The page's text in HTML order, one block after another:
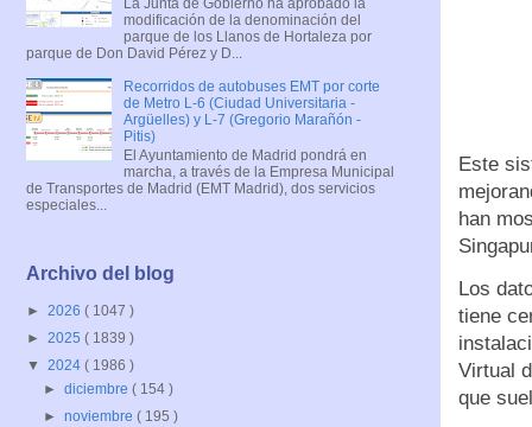
Este
han
Los
tiene
Virtual
que
modificación de la denominación del
parque de los Llanos de Hortaleza por
parque de Don David Pérez y D...
Recorridos de autobuses EMT por corte
de Metro L-6 (Ciudad Universitaria -
Argüelles) y L-7 (Gregorio Marañón -
Pitis)
El Ayuntamiento de Madrid pondrá en
marcha, a través de la Empresa Municipal
de Transportes de Madrid (EMT Madrid), dos servicios
especiales...
Archivo del blog
► 2026 ( 1047 )
► 2025 ( 1839 )
▼ 2024 ( 1986 )
►diciembre( 154 )
►noviembre( 195 )